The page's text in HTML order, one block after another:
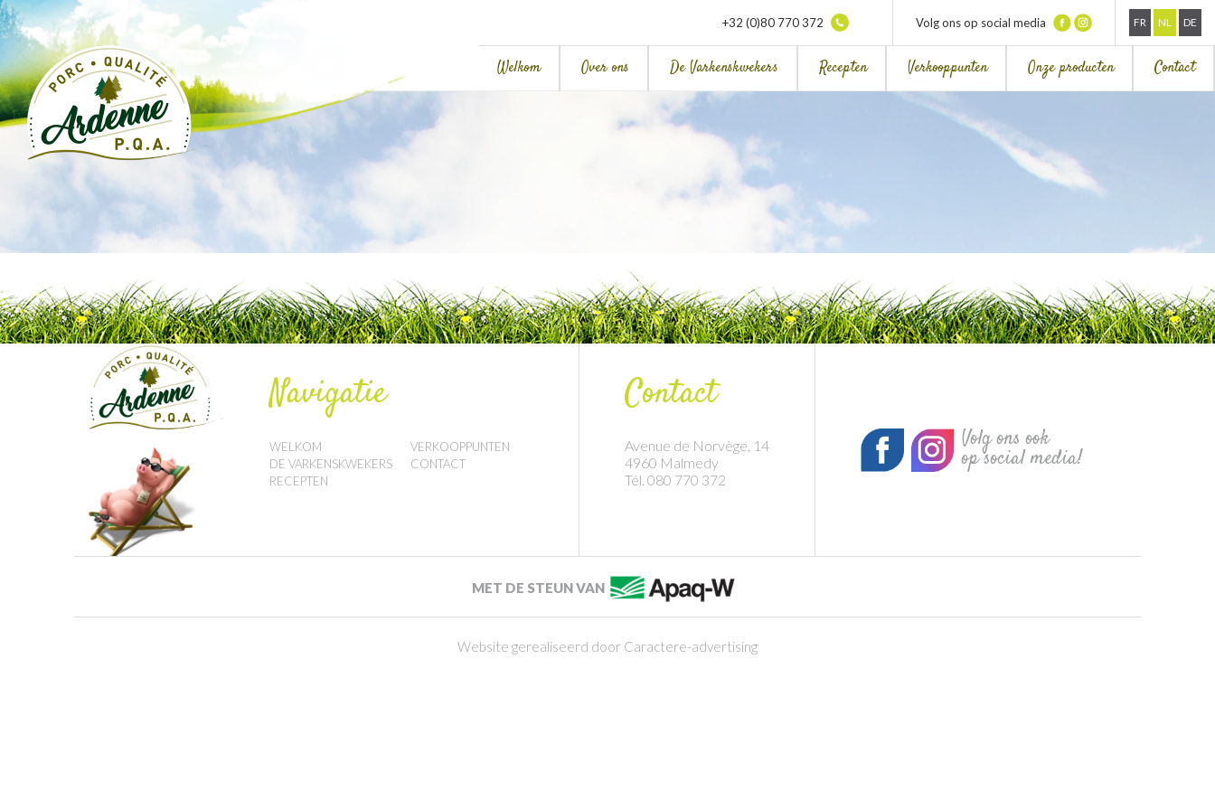
+32 (0)80 770 372 Volg ons op social media FR NL DE
Welkom Over ons De Varkenskwekers Recepten Verkooppunten Onze producten Contact
Navigatie
WELKOM
DE VARKENSKWEKERS
RECEPTEN
VERKOOPPUNTEN
CONTACT
Contact
Avenue de Norvège, 14
4960 Malmedy
Tél. 080 770 372
Volg ons ook
op social media!
MET DE STEUN VAN
Website gerealiseerd door Caractere-advertising